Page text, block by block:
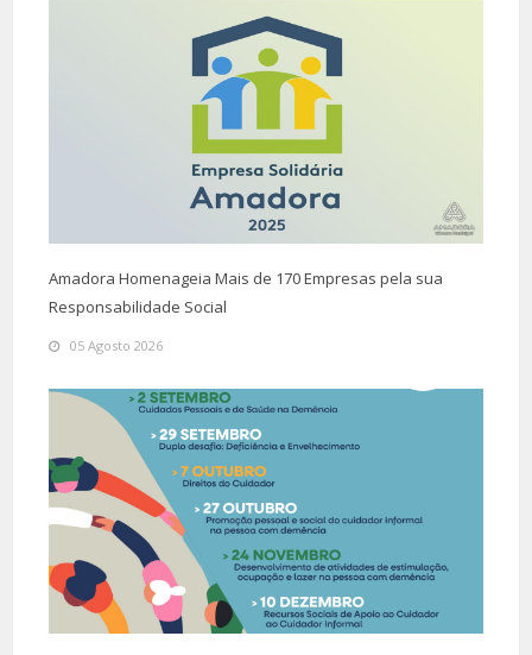
Amadora Homenageia Mais de 170 Empresas pela sua
Responsabilidade Social
05 Agosto 2026